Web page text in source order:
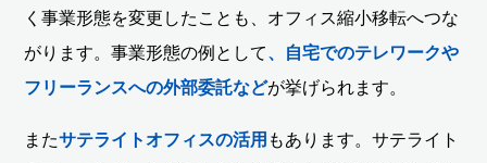
く事業形態を変更したことも、オフィス縮小移転へつな
がります。事業形態の例として、自宅でのテレワークや
フリーランスへの外部委託などが挙げられます。
またサテライトオフィスの活用 もあります。サテライト